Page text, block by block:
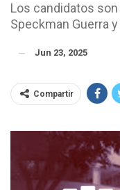
Los candidatos
Speckman Guerra
Jun 23, 2025
Compartir